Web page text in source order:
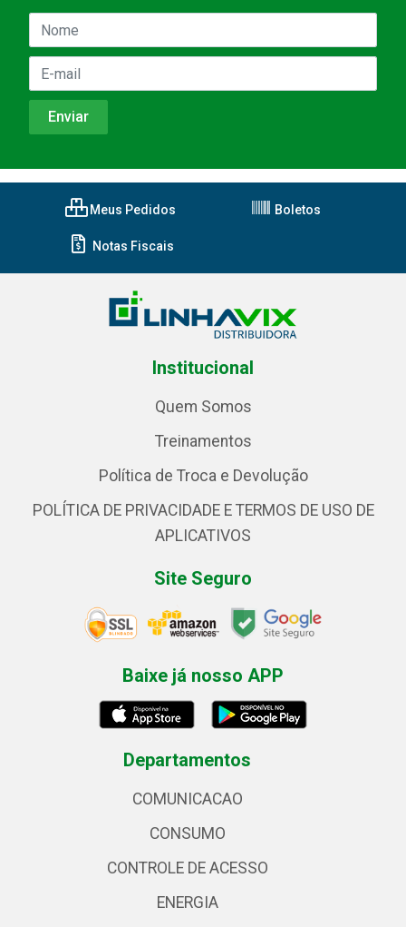
Meus Pedidos Boletos
Notas Fiscais
Institucional
Quem Somos
Treinamentos
Política de Troca e Devolução
POLÍTICA DE PRIVACIDADE E TERMOS DE USO DE
APLICATIVOS
Site Seguro
Baixe já nosso APP
Departamentos
COMUNICACAO
CONSUMO
CONTROLE DE ACESSO
ENERGIA